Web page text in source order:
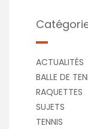
ACTUALITÉS
BALLE DE
RAQUETTES
SUJETS
TENNIS